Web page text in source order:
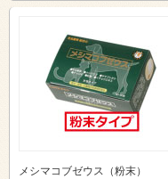
メシマコブゼウス（粉末）